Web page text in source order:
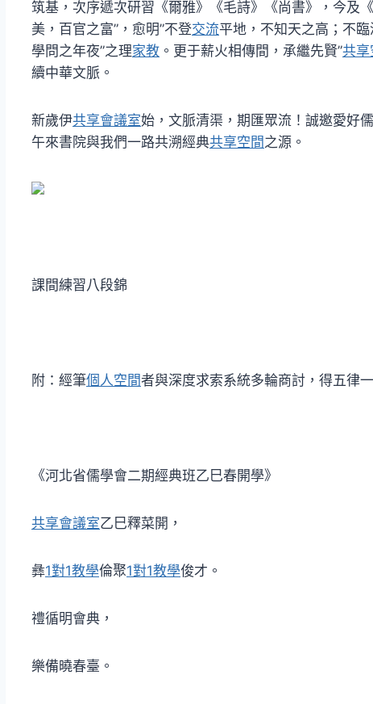
筑基，次序遞次研習《爾雅》《毛詩》《尚書》，今及
美，百官之富”，愈明”不登交流平地，不知天之高；不
學問之年夜”之理家教 。更于薪火相傳間，承繼先賢”共享
續中華文脈。
新歲伊共享會議室始，文脈清渠，期匯眾流！誠邀愛好儒
午來書院與我們一路共溯經典共享空間之源。
課間練習八段錦
附：經筆個人空間者與深度求索系統多輪商討，得五律一
《河北省儒學會二期經典班乙巳春開學》
共享會議室乙巳釋菜開，
彝1對1教學倫聚1對1教學俊才。
禮循明會典，
樂備曉春臺。